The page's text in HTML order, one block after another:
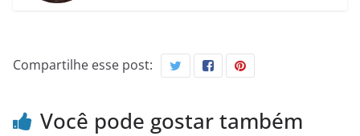
Compartilhe esse post:
Você pode gostar também